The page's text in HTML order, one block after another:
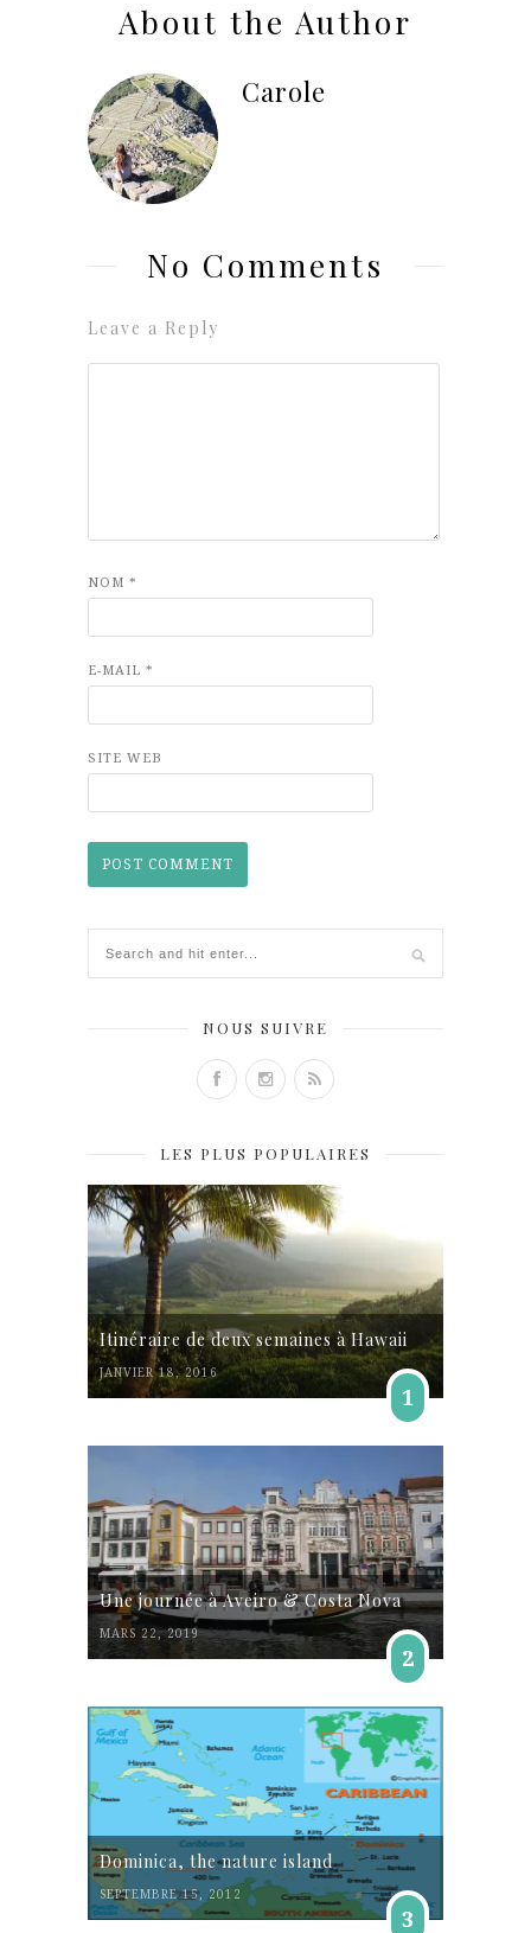
About the Author
Carole
No Comments
Leave a Reply
NOM *
E-MAIL *
SITE WEB
NOUS SUIVRE
LES PLUS POPULAIRES
Itinéraire de deux semaines à Hawaii
JANVIER 18, 2016
1
Une journée à Aveiro & Costa Nova
MARS 22, 2019
2
Dominica, the nature island
SEPTEMBRE 15, 2012
3